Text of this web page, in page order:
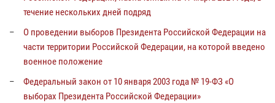
течение нескольких дней подряд
О проведении выборов Президента Российской Федерации на
части территории Российской Федерации, на которой введено
военное положение
Федеральный закон от 10 января 2003 года № 19-ФЗ «О
выборах Президента Российской Федерации»